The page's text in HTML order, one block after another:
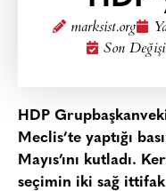
marksist.org
Son
HDP
Meclis’te yaptığı
Mayıs’ını kutladı.
seçimin iki sağ ittifak